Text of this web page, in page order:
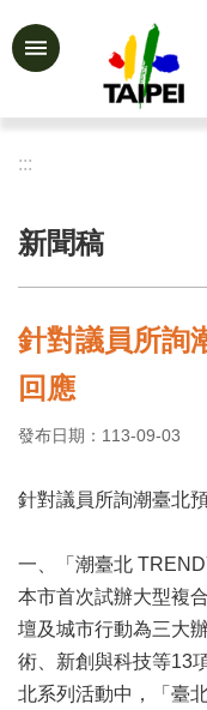
跳到主要內容區塊
進
告
訊
認
文
局
務
項
目
臺
北
:::
新聞稿
針對議員所詢
回應
發布日期：113-09-03
針對議員所詢潮臺北
一、「潮臺北
本市首次試辦大型複
壇及城市行動為三大
術、新創與科技等13
北系列活動中，「臺